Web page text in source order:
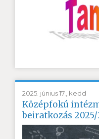
2025. június 17., kedd
Középfokú
beiratkozás